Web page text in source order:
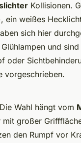
Kollisionen.
ein weißes
sich hier
und sind
oder
vorgeschrieben.
Wahl hängt vom
mit großer
den Rumpf vor